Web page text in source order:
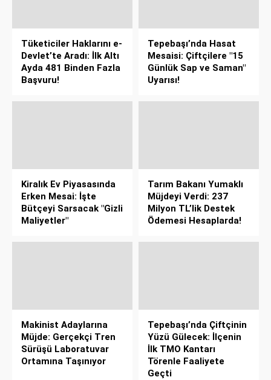
Tüketiciler Haklarını e-
Devlet’te Aradı: İlk Altı
Ayda 481 Binden Fazla
Başvuru!
Tepebaşı’nda Hasat
Mesaisi: Çiftçilere "15
Günlük Sap ve Saman"
Uyarısı!
Kiralık Ev Piyasasında
Erken Mesai: İşte
Bütçeyi Sarsacak "Gizli
Maliyetler"
Tarım Bakanı Yumaklı
Müjdeyi Verdi: 237
Milyon TL’lik Destek
Ödemesi Hesaplarda!
Makinist Adaylarına
Müjde: Gerçekçi Tren
Sürüşü Laboratuvar
Ortamına Taşınıyor
Tepebaşı’nda Çiftçinin
Yüzü Gülecek: İlçenin
İlk TMO Kantarı
Törenle Faaliyete
Geçti